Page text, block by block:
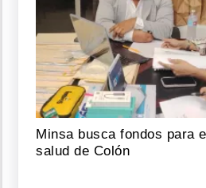
Minsa busca fondos para
salud de Colón